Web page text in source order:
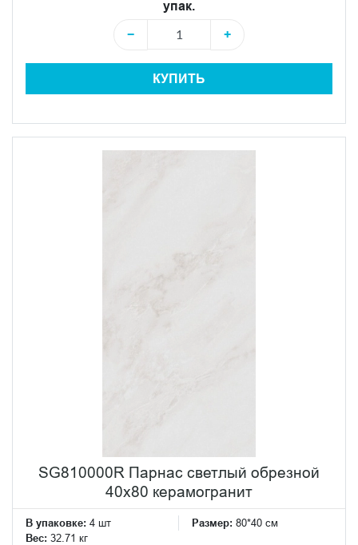
упак.
−
+
КУПИТЬ
SG810000R Парнас светлый обрезной
40x80 керамогранит
В упаковке: 4 шт Размер: 80*40 см
Вес: 32.71 кг